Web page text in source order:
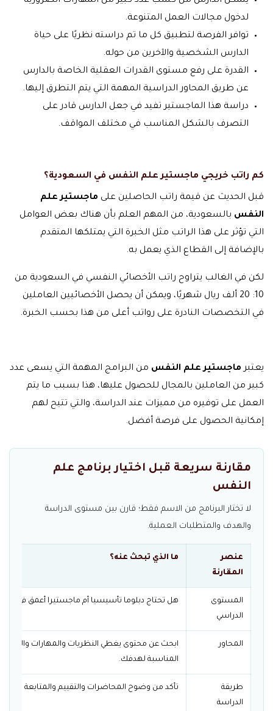
لدخول مجالات العمل المتنوعة.
توافر الفرصة لتطبيق كل ما تم دراسته نظريًا على حياة
الدارس الشخصية والآخرين من حوله.
القدرة على رفع مستوى القدرات العقلية الخاصة بالدارس
عن طريق المحاور الدراسية المهمة التي يتم التطرق إليها.
دراسة هذا الماجستير تفيد في جعل الدارس قادر على
التصرف بالشكل المناسب في مختلف المواقف.
كم راتب خريجي ماجستير علم النفس في السعودية؟
قبل الحديث عن قيمة راتب الحاصلين على ماجستير علم
النفس بالسعودية، من المهم العلم بأن هناك بعض العوامل
التي تؤثر على هذا الراتب مثل الخبرة التي يمتلكها المتقدم
بالإضافة إلى القطاع الذي يعمل به.
لكن في الغالب يتراوح راتب الأخصائي النفسي في السعودية من
10: 20 ألف ريال شهريًا، ويمكن أن يحصل الأخصائيين العاملين
في التخصصات النادرة على رواتب أعلى من هذا بحسب الخبرة.
يعتبر ماجستير علم النفس من البرامج المهمة التي يسعى عدد
كبير من العاملين بالمجال للحصول عليها، هذا بسبب ما يتم
العمل على توفيره من مميزات عند الدراسة، والتي تتيح لهم
إمكانية الحصول على فرصة أفضل.
مقارنة سريعة قبل اختيار برنامج علم
النفس
لا تختار البرنامج من الاسم فقط؛ قارن بين مستوى الدراسة
والهدف والمتطلبات العملية.
عنصر
المقارنة
ما الذي تبحث عنه؟
المستوى
الدراسي
هل تحتاج دبلوما تأسيسيا أم ماجستيرا أعمق في
المحاور
ابحث عن محتوى يغطي النظريات والمهارات
المناسبة لهدفك.
طريقة
الدراسة
تأكد من وضوح المحاضرات والتقييم والمتابعة قبل